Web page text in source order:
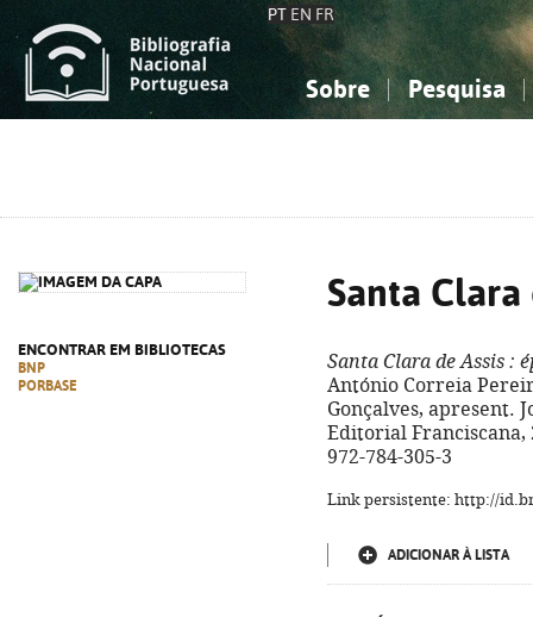
PT EN FR
Sobre Pesquisa
ENCONTRAR EM BIBLIOTECAS
BNP
PORBASE
Santa Clara
Santa Clara de Assis :
António Correia
Gonçalves, apresent.
Editorial Franciscana,
972-784-305-3
Link persistente: http://
ADICIONAR À LISTA